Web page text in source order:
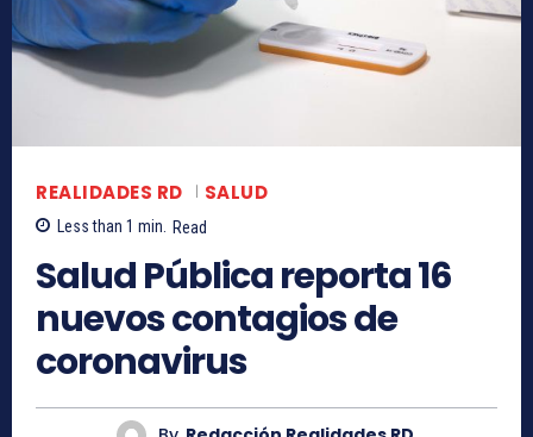
REALIDADES RD SALUD
Less than 1 min. Read
Salud Pública reporta 16
nuevos contagios de
coronavirus